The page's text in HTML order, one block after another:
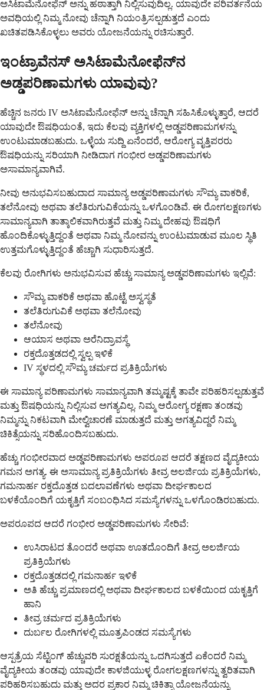
ಅಸಿಟಾಮೆನೋಫೆನ್ ಅನ್ನು ಹಠಾತ್ತಾಗಿ ನಿಲ್ಲಿಸುವುದಿಲ್ಲ. ಯಾವುದೇ ಪರಿವರ್ತನೆಯ
ಅವಧಿಯಲ್ಲಿ ನಿಮ್ಮ ನೋವು ಚೆನ್ನಾಗಿ ನಿಯಂತ್ರಿಸಲ್ಪಡುತ್ತದೆ ಎಂದು
ಖಚಿತಪಡಿಸಿಕೊಳ್ಳಲು ಅವರು ಯೋಜನೆಯನ್ನು ರಚಿಸುತ್ತಾರೆ.
ಇಂಟ್ರಾವೆನಸ್ ಅಸಿಟಾಮೆನೋಫೆನ್‌ನ
ಅಡ್ಡಪರಿಣಾಮಗಳು ಯಾವುವು?
ಹೆಚ್ಚಿನ ಜನರು IV ಅಸಿಟಾಮೆನೋಫೆನ್ ಅನ್ನು ಚೆನ್ನಾಗಿ ಸಹಿಸಿಕೊಳ್ಳುತ್ತಾರೆ, ಆದರೆ
ಯಾವುದೇ ಔಷಧಿಯಂತೆ, ಇದು ಕೆಲವು ವ್ಯಕ್ತಿಗಳಲ್ಲಿ ಅಡ್ಡಪರಿಣಾಮಗಳನ್ನು
ಉಂಟುಮಾಡಬಹುದು. ಒಳ್ಳೆಯ ಸುದ್ದಿ ಏನೆಂದರೆ, ಆರೋಗ್ಯ ವೃತ್ತಿಪರರು
ಔಷಧಿಯನ್ನು ಸರಿಯಾಗಿ ನೀಡಿದಾಗ ಗಂಭೀರ ಅಡ್ಡಪರಿಣಾಮಗಳು
ಅಸಾಮಾನ್ಯವಾಗಿವೆ.
ನೀವು ಅನುಭವಿಸಬಹುದಾದ ಸಾಮಾನ್ಯ ಅಡ್ಡಪರಿಣಾಮಗಳು ಸೌಮ್ಯ ವಾಕರಿಕೆ,
ತಲೆನೋವು ಅಥವಾ ತಲೆತಿರುಗುವಿಕೆಯನ್ನು ಒಳಗೊಂಡಿವೆ. ಈ ರೋಗಲಕ್ಷಣಗಳು
ಸಾಮಾನ್ಯವಾಗಿ ತಾತ್ಕಾಲಿಕವಾಗಿರುತ್ತವೆ ಮತ್ತು ನಿಮ್ಮ ದೇಹವು ಔಷಧಿಗೆ
ಹೊಂದಿಕೊಳ್ಳುತ್ತಿದ್ದಂತೆ ಅಥವಾ ನಿಮ್ಮ ನೋವನ್ನು ಉಂಟುಮಾಡುವ ಮೂಲ ಸ್ಥಿತಿ
ಉತ್ತಮಗೊಳ್ಳುತ್ತಿದ್ದಂತೆ ಹೆಚ್ಚಾಗಿ ಸುಧಾರಿಸುತ್ತದೆ.
ಕೆಲವು ರೋಗಿಗಳು ಅನುಭವಿಸುವ ಹೆಚ್ಚು ಸಾಮಾನ್ಯ ಅಡ್ಡಪರಿಣಾಮಗಳು ಇಲ್ಲಿವೆ:
ಸೌಮ್ಯ ವಾಕರಿಕೆ ಅಥವಾ ಹೊಟ್ಟೆ ಅಸ್ವಸ್ಥತೆ
ತಲೆತಿರುಗುವಿಕೆ ಅಥವಾ ತಲೆನೋವು
ತಲೆನೋವು
ಆಯಾಸ ಅಥವಾ ಅರೆನಿದ್ರಾವಸ್ಥೆ
ರಕ್ತದೊತ್ತಡದಲ್ಲಿ ಸ್ವಲ್ಪ ಇಳಿಕೆ
IV ಸ್ಥಳದಲ್ಲಿ ಸೌಮ್ಯ ಚರ್ಮದ ಪ್ರತಿಕ್ರಿಯೆಗಳು
ಈ ಸಾಮಾನ್ಯ ಪರಿಣಾಮಗಳು ಸಾಮಾನ್ಯವಾಗಿ ತಮ್ಮಷ್ಟಕ್ಕೆ ತಾವೇ ಪರಿಹರಿಸಲ್ಪಡುತ್ತವೆ
ಮತ್ತು ಔಷಧಿಯನ್ನು ನಿಲ್ಲಿಸುವ ಅಗತ್ಯವಿಲ್ಲ. ನಿಮ್ಮ ಆರೋಗ್ಯ ರಕ್ಷಣಾ ತಂಡವು
ನಿಮ್ಮನ್ನು ನಿಕಟವಾಗಿ ಮೇಲ್ವಿಚಾರಣೆ ಮಾಡುತ್ತದೆ ಮತ್ತು ಅಗತ್ಯವಿದ್ದರೆ ನಿಮ್ಮ
ಚಿಕಿತ್ಸೆಯನ್ನು ಸರಿಹೊಂದಿಸಬಹುದು.
ಹೆಚ್ಚು ಗಂಭೀರವಾದ ಅಡ್ಡಪರಿಣಾಮಗಳು ಅಪರೂಪ ಆದರೆ ತಕ್ಷಣದ ವೈದ್ಯಕೀಯ
ಗಮನ ಅಗತ್ಯ. ಈ ಅಸಾಮಾನ್ಯ ಪ್ರತಿಕ್ರಿಯೆಗಳು ತೀವ್ರ ಅಲರ್ಜಿಯ ಪ್ರತಿಕ್ರಿಯೆಗಳು,
ಗಮನಾರ್ಹ ರಕ್ತದೊತ್ತಡ ಬದಲಾವಣೆಗಳು ಅಥವಾ ದೀರ್ಘಕಾಲದ
ಬಳಕೆಯೊಂದಿಗೆ ಯಕೃತ್ತಿಗೆ ಸಂಬಂಧಿಸಿದ ಸಮಸ್ಯೆಗಳನ್ನು ಒಳಗೊಂಡಿರಬಹುದು.
ಅಪರೂಪದ ಆದರೆ ಗಂಭೀರ ಅಡ್ಡಪರಿಣಾಮಗಳು ಸೇರಿವೆ:
ಉಸಿರಾಟದ ತೊಂದರೆ ಅಥವಾ ಊತದೊಂದಿಗೆ ತೀವ್ರ ಅಲರ್ಜಿಯ
ಪ್ರತಿಕ್ರಿಯೆಗಳು
ರಕ್ತದೊತ್ತಡದಲ್ಲಿ ಗಮನಾರ್ಹ ಇಳಿಕೆ
ಅತಿ ಹೆಚ್ಚು ಪ್ರಮಾಣದಲ್ಲಿ ಅಥವಾ ದೀರ್ಘಕಾಲದ ಬಳಕೆಯಿಂದ ಯಕೃತ್ತಿಗೆ
ಹಾನಿ
ತೀವ್ರ ಚರ್ಮದ ಪ್ರತಿಕ್ರಿಯೆಗಳು
ದುರ್ಬಲ ರೋಗಿಗಳಲ್ಲಿ ಮೂತ್ರಪಿಂಡದ ಸಮಸ್ಯೆಗಳು
ಆಸ್ಪತ್ರೆಯ ಸೆಟ್ಟಿಂಗ್ ಹೆಚ್ಚುವರಿ ಸುರಕ್ಷತೆಯನ್ನು ಒದಗಿಸುತ್ತದೆ ಏಕೆಂದರೆ ನಿಮ್ಮ
ವೈದ್ಯಕೀಯ ತಂಡವು ಯಾವುದೇ ಕಾಳಜಿಯುಳ್ಳ ರೋಗಲಕ್ಷಣಗಳನ್ನು ತ್ವರಿತವಾಗಿ
ಪರಿಹರಿಸಬಹುದು ಮತ್ತು ಅದರ ಪ್ರಕಾರ ನಿಮ್ಮ ಚಿಕಿತ್ಸಾ ಯೋಜನೆಯನ್ನು